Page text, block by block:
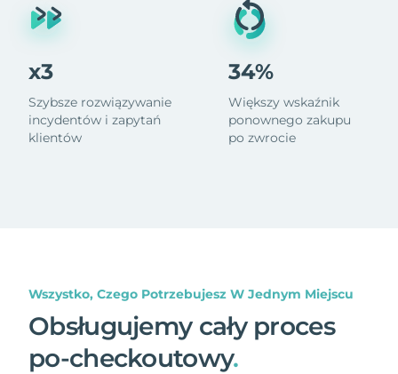
x3
Szybsze rozwiązywanie
incydentów i zapytań
klientów
34%
Większy wskaźnik
ponownego zakupu
po zwrocie
Wszystko, Czego Potrzebujesz W Jednym Miejscu
Obsługujemy cały proces
po-checkoutowy.